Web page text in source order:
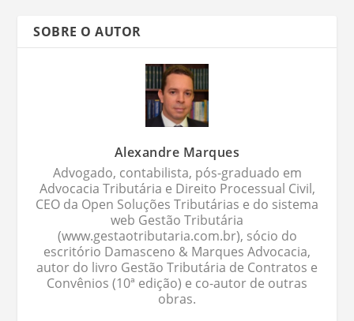
SOBRE O AUTOR
Alexandre Marques
Advogado, contabilista, pós-graduado em
Advocacia Tributária e Direito Processual Civil,
CEO da Open Soluções Tributárias e do sistema
web Gestão Tributária
(www.gestaotributaria.com.br), sócio do
escritório Damasceno & Marques Advocacia,
autor do livro Gestão Tributária de Contratos e
Convênios (10ª edição) e co-autor de outras
obras.